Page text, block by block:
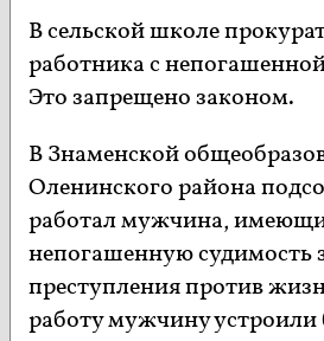
В сельской школе
работника с
Это запрещено законом.
В Знаменской
Оленинского района
работал мужчина,
непогашенную судимость
преступления против
работу мужчину устроили